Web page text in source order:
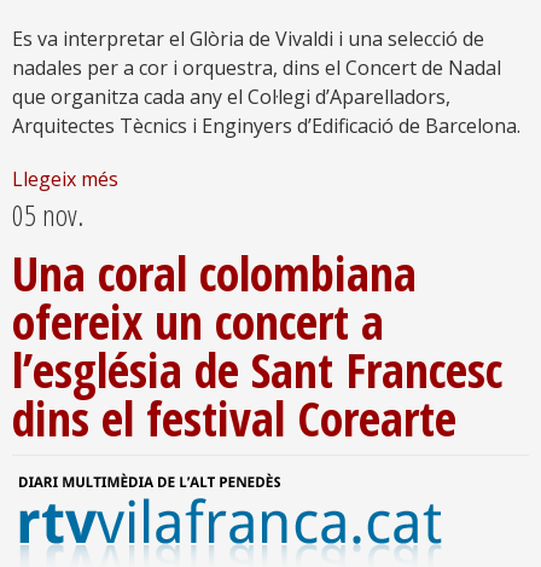
Es va interpretar el Glòria de Vivaldi i una selecció de
nadales per a cor i orquestra, dins el Concert de Nadal
que organitza cada any el Col·legi d’Aparelladors,
Arquitectes Tècnics i Enginyers d’Edificació de Barcelona.
Llegeix més
05 nov.
Una coral colombiana
ofereix un concert a
l’església de Sant Francesc
dins el festival Corearte